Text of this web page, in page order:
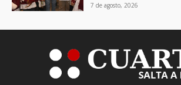
7 de agosto, 2026